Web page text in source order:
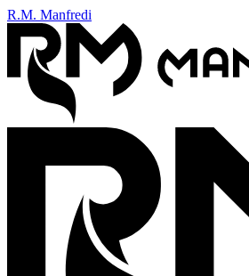
R.M. Manfredi